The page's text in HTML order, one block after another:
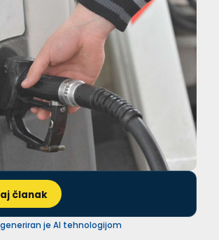
članak
je AI tehnologijom